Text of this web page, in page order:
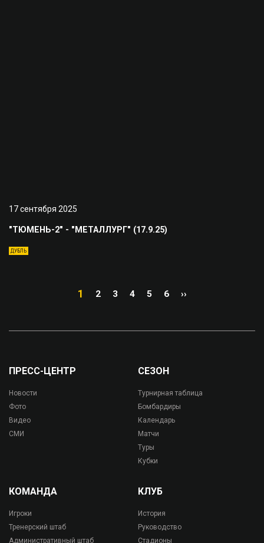
17 сентября 2025
"ТЮМЕНЬ-2" - "МЕТАЛЛУРГ" (17.9.25)
ДУБЛЬ
1 2 3 4 5 6 ››
ПРЕСС-ЦЕНТР
Новости
Фото
Видео
СМИ
СЕЗОН
Турнирная таблица
Бомбардиры
Календарь
Матчи
Туры
Кубки
КОМАНДА
Игроки
Тренерский штаб
Административный штаб
КЛУБ
История
Руководство
Стадионы